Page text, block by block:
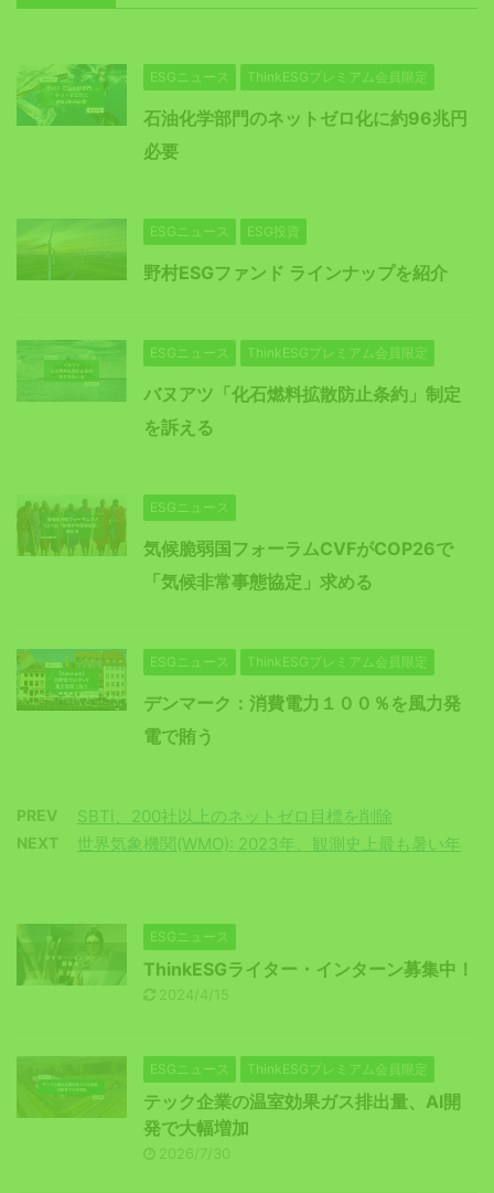
ESGニュース ThinkESGプレミアム会員限定
石油化学部門のネットゼロ化に約96兆円
必要
ESGニュース ESG投資
野村ESGファンド ラインナップを紹介
ESGニュース ThinkESGプレミアム会員限定
バヌアツ「化石燃料拡散防止条約」制定
を訴える
ESGニュース
気候脆弱国フォーラムCVFがCOP26で
「気候非常事態協定」求める
ESGニュース ThinkESGプレミアム会員限定
デンマーク：消費電力１００％を風力発
電で賄う
PREV SBTi、200社以上のネットゼロ目標を削除
NEXT 世界気象機関(WMO): 2023年、観測史上最も暑い年
ESGニュース
ThinkESGライター・インターン募集中！
2024/4/15
ESGニュース ThinkESGプレミアム会員限定
テック企業の温室効果ガス排出量、AI開
発で大幅増加
2026/7/30